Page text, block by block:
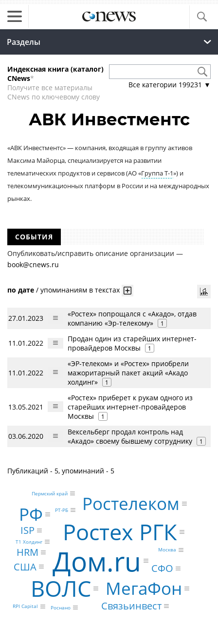
Разделы
Индексная книга (каталог)
CNews*
Получите все материалы
CNews по ключевому слову
Все категории 199231 ▼
АВК Инвестментс
«АВК Инвестментс» — компания, входящая в группу активов
Максима Майорца, специализируется на развитии
телематических продуктов и сервисов (АО «Группа Т-1») и
телекоммуникационных платформ в России и на международных
рынках.
СОБЫТИЯ
Опубликовать/исправить описание организации —
book@cnews.ru
по дате / упоминаниям в текстах
27.01.2023
«Ростех» попрощался с «Акадо», отдав
компанию «Эр-телекому»
1
11.01.2022
Продан один из старейших интернет-
провайдеров Москвы
1
11.01.2022
«ЭР-телеком» и «Ростех» приобрели
мажоритарный пакет акций «Акадо
холдинг»
1
13.05.2021
«Ростех» приберет к рукам одного из
старейших интернет-провайдеров
Москвы
1
03.06.2020
Вексельберг продал контроль над
«Акадо» своему бывшему сотруднику
1
Публикаций - 5, упоминаний - 5
Дом.ru
Ростех РГК
ВОЛС
МегаФон
Ростелеком
РФ
Связьинвест
ISP
HRM
СФО
США
РТ-РБ
Т1 Холдинг
RPI Capital Роснано
Москва
Пермский край